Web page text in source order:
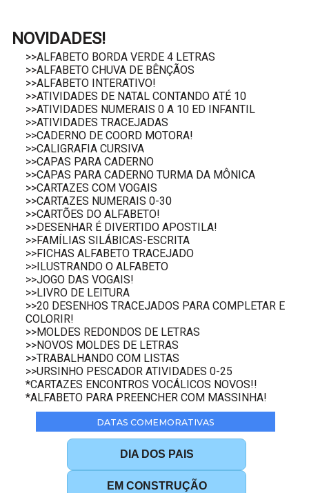
NOVIDADES!
>>ALFABETO BORDA VERDE 4 LETRAS
>>ALFABETO CHUVA DE BÊNÇÃOS
>>ALFABETO INTERATIVO!
>>ATIVIDADES DE NATAL CONTANDO ATÉ 10
>>ATIVIDADES NUMERAIS 0 A 10 ED INFANTIL
>>ATIVIDADES TRACEJADAS
>>CADERNO DE COORD MOTORA!
>>CALIGRAFIA CURSIVA
>>CAPAS PARA CADERNO
>>CAPAS PARA CADERNO TURMA DA MÔNICA
>>CARTAZES COM VOGAIS
>>CARTAZES NUMERAIS 0-30
>>CARTÕES DO ALFABETO!
>>DESENHAR É DIVERTIDO APOSTILA!
>>FAMÍLIAS SILÁBICAS-ESCRITA
>>FICHAS ALFABETO TRACEJADO
>>ILUSTRANDO O ALFABETO
>>JOGO DAS VOGAIS!
>>LIVRO DE LEITURA
>>20 DESENHOS TRACEJADOS PARA COMPLETAR E
COLORIR!
>>MOLDES REDONDOS DE LETRAS
>>NOVOS MOLDES DE LETRAS
>>TRABALHANDO COM LISTAS
>>URSINHO PESCADOR ATIVIDADES 0-25
*CARTAZES ENCONTROS VOCÁLICOS NOVOS!!
*ALFABETO PARA PREENCHER COM MASSINHA!
DATAS COMEMORATIVAS
DIA DOS PAIS
EM CONSTRUÇÃO